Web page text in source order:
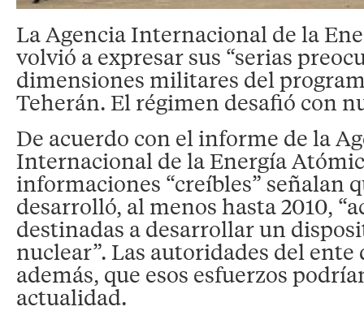
La Agencia Internacional de la
volvió a expresar sus “serias
dimensiones militares del
Teherán. El régimen desafió con
De acuerdo con el informe de la
Internacional de la Energía
informaciones “creíbles” señalan
desarrolló, al menos hasta 2010,
destinadas a desarrollar un
nuclear”. Las autoridades del ente
además, que esos esfuerzos
actualidad.